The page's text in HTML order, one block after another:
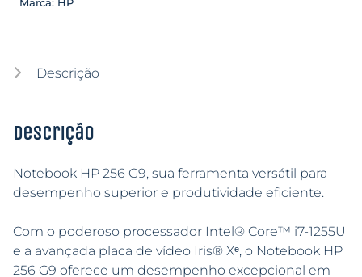
Descrição
Descrição
Notebook HP 256 G9, sua ferramenta versátil para
desempenho superior e produtividade eficiente.
Com o poderoso processador Intel® Core™ i7-1255U
e a avançada placa de vídeo Iris® Xᵉ, o Notebook HP
256 G9 oferece um desempenho excepcional em